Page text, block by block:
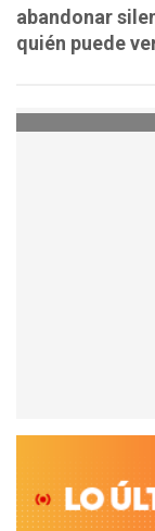
abandonar
quién puede